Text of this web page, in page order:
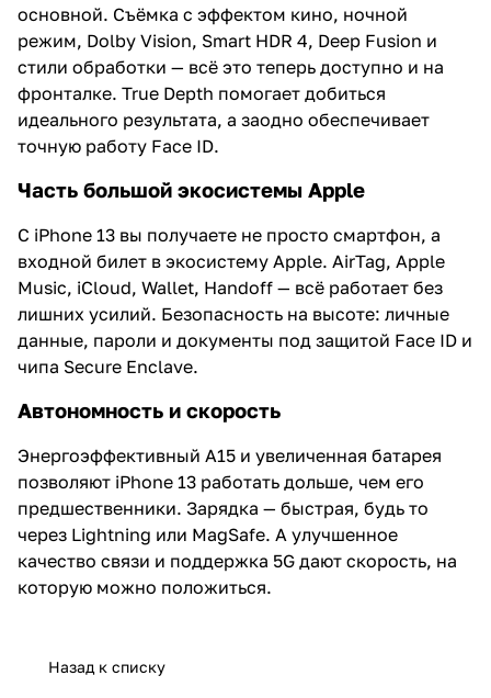
основной. Съёмка с эффектом кино, ночной
режим, Dolby Vision, Smart HDR 4, Deep Fusion и
стили обработки — всё это теперь доступно и на
фронталке. True Depth помогает добиться
идеального результата, а заодно обеспечивает
точную работу Face ID.
Часть большой экосистемы Apple
С iPhone 13 вы получаете не просто смартфон, а
входной билет в экосистему Apple. AirTag, Apple
Music, iCloud, Wallet, Handoff — всё работает без
лишних усилий. Безопасность на высоте: личные
данные, пароли и документы под защитой Face ID и
чипа Secure Enclave.
Автономность и скорость
Энергоэффективный A15 и увеличенная батарея
позволяют iPhone 13 работать дольше, чем его
предшественники. Зарядка — быстрая, будь то
через Lightning или MagSafe. А улучшенное
качество связи и поддержка 5G дают скорость, на
которую можно положиться.
Назад к списку